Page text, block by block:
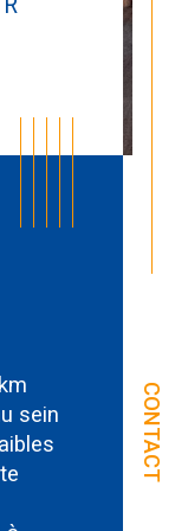
CONTACT
sein